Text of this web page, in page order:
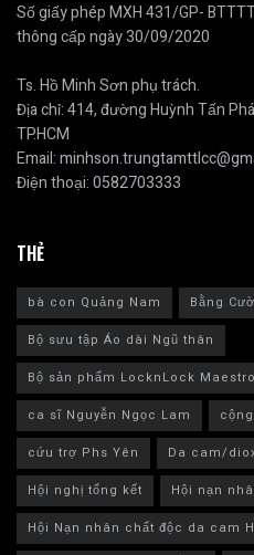
Số giấy phép MXH 431/GP-
thông cấp ngày 30/09/2020
Ts. Hồ Minh Sơn phụ trách.
Địa chỉ: 414, đường Huỳnh Tấn
TP.HCM
Email:
Điện thoại:0582703333
THẺ
bà con Quảng Nam
Bằng
Bộ sưu tập Áo dài Ngũ thân
Bộ sản phẩm LocknLock Maestro
ca sĩ Nguyễn Ngọc Lam
cứu trợ Phs Yên
Da cam/
Hội nghị tổng kết
Hội nạn
Hội Nạn nhân chất độc da cam